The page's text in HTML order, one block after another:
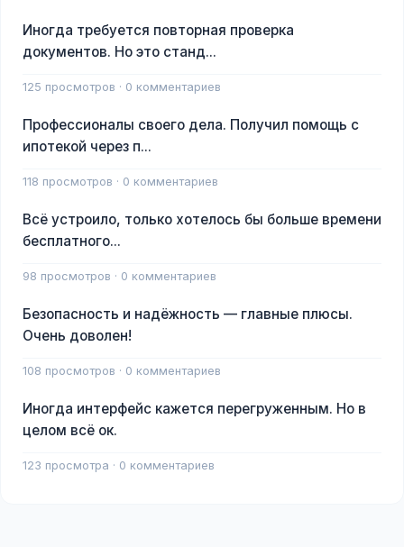
Иногда требуется повторная проверка
документов. Но это станд...
125 просмотров · 0 комментариев
Профессионалы своего дела. Получил помощь с
ипотекой через п...
118 просмотров · 0 комментариев
Всё устроило, только хотелось бы больше времени
бесплатного...
98 просмотров · 0 комментариев
Безопасность и надёжность — главные плюсы.
Очень доволен!
108 просмотров · 0 комментариев
Иногда интерфейс кажется перегруженным. Но в
целом всё ок.
123 просмотра · 0 комментариев